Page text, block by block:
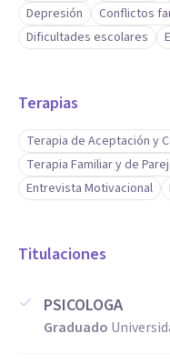
Depresión
Conflictos
Dificultades escolares
Terapias
Terapia de Aceptación y
Terapia Familiar y de
Entrevista Motivacional
Titulaciones
PSICOLOGA
Graduado